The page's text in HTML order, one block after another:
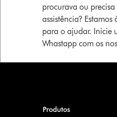
procurava ou precisa
assistência?
para o ajudar. Inicie
Whastapp com os
Produtos